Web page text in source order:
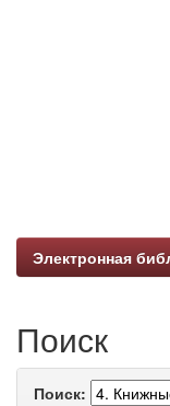
Электронная
Поиск
Поиск: